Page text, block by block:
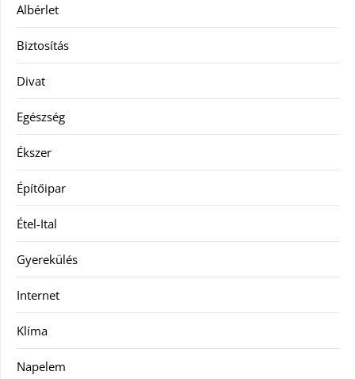
Albérlet
Biztosítás
Divat
Egészség
Ékszer
Építőipar
Étel-Ital
Gyerekülés
Internet
Klíma
Napelem